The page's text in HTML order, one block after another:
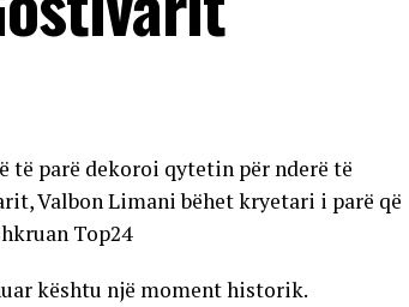
të parë dekoroi qytetin për nderë të
Valbon Limani bëhet kryetari i parë që
Top24
kështu një moment historik.